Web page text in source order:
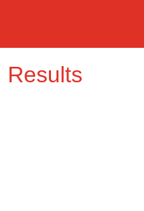
Results